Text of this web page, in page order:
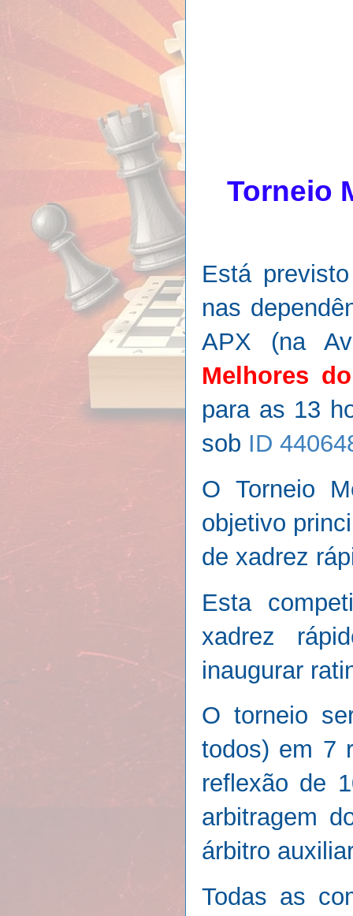
Torneio
Está
nas
APX (na
Melhores
para as 13
sob ID
O Torneio
objetivo
de xadrez
Esta
xadrez
inaugurar
O torneio
todos) em 7
reflexão de
arbitragem
árbitro
Todas as